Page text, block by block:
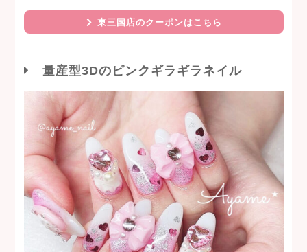
東三国店のクーポンはこちら
量産型3Dのピンクギラギラネイル